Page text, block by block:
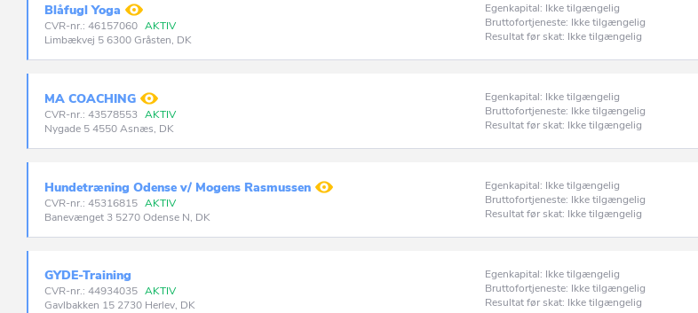
Blåfugl Yoga
CVR-nr.: 46157060 AKTIV
Limbækvej 5 6300 Gråsten, DK
Egenkapital: Ikke tilgængelig
Bruttofortjeneste: Ikke tilgængelig
Resultat før skat: Ikke tilgængelig
MA COACHING
CVR-nr.: 43578553 AKTIV
Nygade 5 4550 Asnæs, DK
Egenkapital: Ikke tilgængelig
Bruttofortjeneste: Ikke tilgængelig
Resultat før skat: Ikke tilgængelig
Hundetræning Odense v/ Mogens Rasmussen
CVR-nr.: 45316815 AKTIV
Banevænget 3 5270 Odense N, DK
Egenkapital: Ikke tilgængelig
Bruttofortjeneste: Ikke tilgængelig
Resultat før skat: Ikke tilgængelig
GYDE-Training
CVR-nr.: 44934035 AKTIV
Gavlbakken 15 2730 Herlev, DK
Egenkapital: Ikke tilgængelig
Bruttofortjeneste: Ikke tilgængelig
Resultat før skat: Ikke tilgængelig